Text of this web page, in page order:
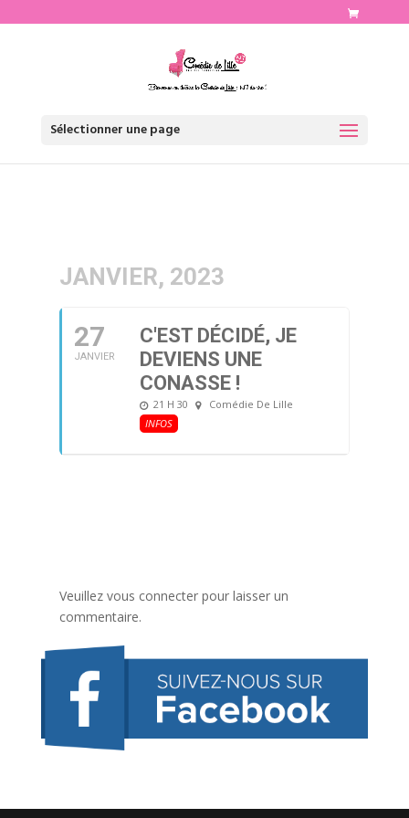
Sélectionner une page
JANVIER, 2023
27
JANVIER
C'EST DÉCIDÉ, JE
DEVIENS UNE
CONASSE !
21 H 30
Comédie De Lille
INFOS
Veuillez vous connecter pour laisser un
commentaire.